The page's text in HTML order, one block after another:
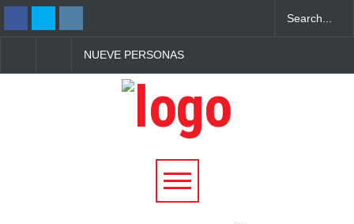
NUEVE PERSONAS
DENTRO DE UNA
ESCUELA EN TAILANDIA
ROMPER RÉCORD